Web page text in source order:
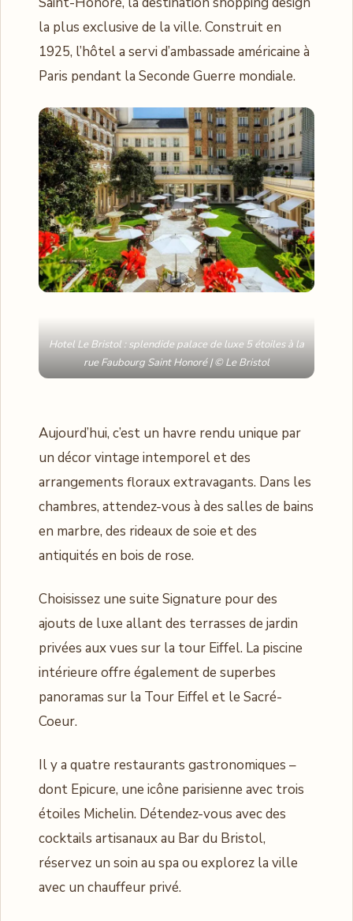
la plus exclusive de la ville. Construit en
1925, l’hôtel a servi d’ambassade américaine à
Paris pendant la Seconde Guerre mondiale.
Hotel Le Bristol : splendide palace de luxe 5 étoiles à la
rue Faubourg Saint Honoré | © Le Bristol
Aujourd’hui, c’est un havre rendu unique par
un décor vintage intemporel et des
arrangements floraux extravagants. Dans les
chambres, attendez-vous à des salles de bains
en marbre, des rideaux de soie et des
antiquités en bois de rose.
Choisissez une suite Signature pour des
ajouts de luxe allant des terrasses de jardin
privées aux vues sur la tour Eiffel. La piscine
intérieure offre également de superbes
panoramas sur la Tour Eiffel et le Sacré-
Coeur.
Il y a quatre restaurants gastronomiques –
dont Epicure, une icône parisienne avec trois
étoiles Michelin. Détendez-vous avec des
cocktails artisanaux au Bar du Bristol,
réservez un soin au spa ou explorez la ville
avec un chauffeur privé.